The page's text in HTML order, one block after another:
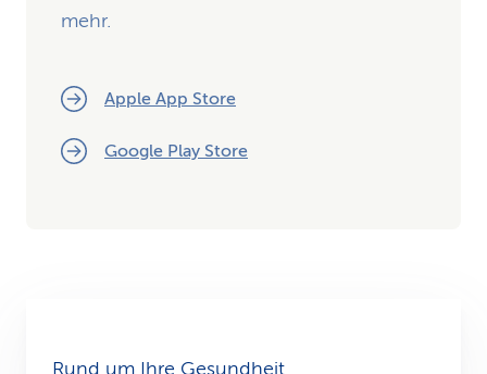
mehr.
Apple App Store
Google Play Store
Rund um Ihre Gesundheit